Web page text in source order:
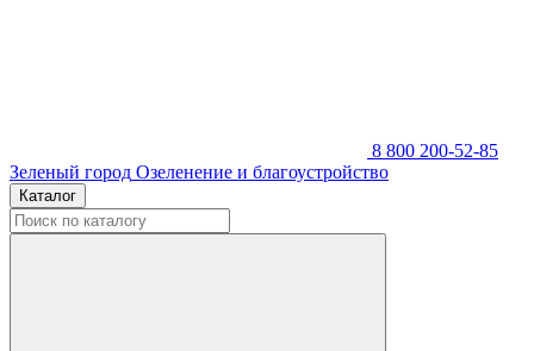
8 800 200-52-85
Зеленый город Озеленение и благоустройство
Каталог